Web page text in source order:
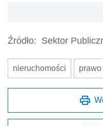
Źródło: Sektor
nieruchomości